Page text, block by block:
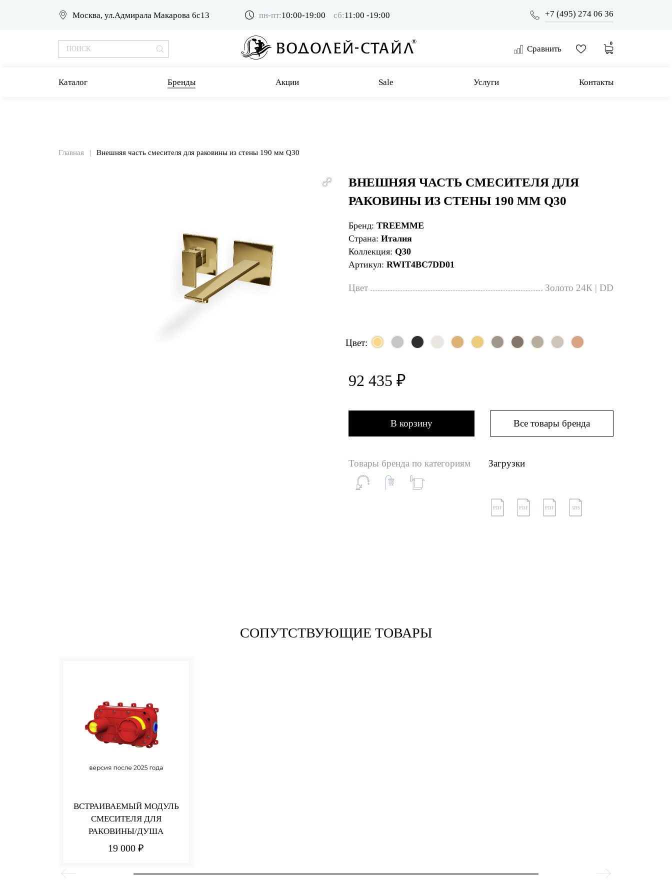
Москва, ул.Адмирала Макарова 6с13 пн-пт:10:00-19:00 сб:11:00 -19:00 +7 (495) 274 06 36
Сравнить
0
Каталог Бренды Акции Sale Услуги Контакты
Главная Внешняя часть смесителя для раковины из стены 190 мм Q30
ВНЕШНЯЯ ЧАСТЬ СМЕСИТЕЛЯ ДЛЯ
РАКОВИНЫ ИЗ СТЕНЫ 190 ММ Q30
Бренд: TREEMME
Страна: Италия
Коллекция: Q30
Артикул: RWIT4BC7DD01
Цвет Золото 24К | DD
Цвет:
92 435 ₽
В корзину Все товары бренда
Товары бренда по категориям Загрузки
PDF PDF PDF 3DS
СОПУТСТВУЮЩИЕ ТОВАРЫ
ВСТРАИВАЕМЫЙ МОДУЛЬ
СМЕСИТЕЛЯ ДЛЯ
РАКОВИНЫ/ДУША
19 000 ₽